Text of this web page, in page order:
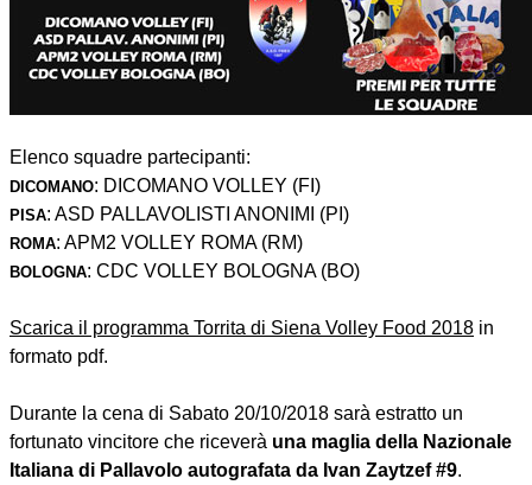
Elenco squadre partecipanti:
DICOMANO: DICOMANO VOLLEY (FI)
PISA: ASD PALLAVOLISTI ANONIMI (PI)
ROMA: APM2 VOLLEY ROMA (RM)
BOLOGNA: CDC VOLLEY BOLOGNA (BO)
Scarica il programma Torrita di Siena Volley Food 2018 in
formato pdf.
Durante la cena di Sabato 20/10/2018 sarà estratto un
fortunato vincitore che riceverà una maglia della Nazionale
Italiana di Pallavolo autografata da Ivan Zaytzef#9.